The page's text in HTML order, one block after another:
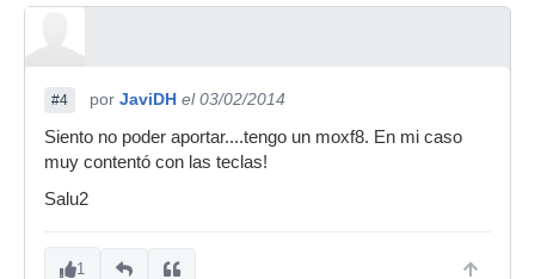
#4 por JaviDH el 03/02/2014
Siento no poder aportar....tengo un moxf8. En mi caso
muy contentó con las teclas!
Salu2
1